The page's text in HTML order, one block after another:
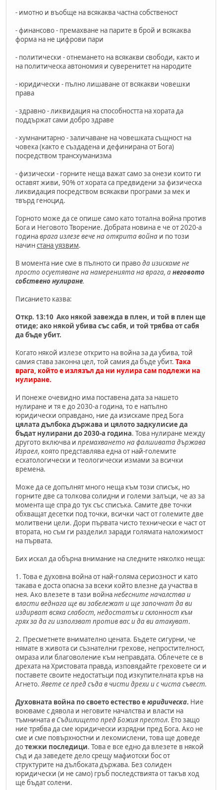
- имотно и въобще на всякаква частна собственост
- финансово - премахване на парите в брой и всякаква
форма на не цифрови пари
- политически - отнемането на всякакви свободи, както и
на политическа автономия и суверенитет на народите
- юридически - пълно лишаване от всякакви човешки
права
- здравно - ликвидация на способността на хората да
поддържат сами добро здраве
- хумнанитарно - заличаване на човешката същност на
човека (както е създадена и дефинирана от Бога)
посредством трансхуманизма
- физически - горните неща важат само за онези които ги
оставят живи, 90% от хората са предвидени за физическа
ликвидация посредством всякакви програми за мек и
твърд геноцид.
Горното може да се опише само като тотална война против
Бога и Неговото Творение. Добрата новина е че от 2020-а
годинаврага излезе вече на открита война и по този
начинстана уязвим.
В момента ние сме в пълното си правода изискаме не
просто осуетяване на намеренията на врага, анеговото
собствено нулиране.
Писанието казва:
Откр. 13:10 Ако някой завежда в плен, и той в плен ще
отиде; ако някой убива със сабя, и той трябва от сабя
да бъде убит.
Когато някой излезе открито на война за да убива, той
самия става законна цел, той самия да бъде убит. Така
врага, който е излязъл да ни нулира сам подлежи на
нулиране.
И понеже очевидно има поставена дата за нашето
нулиране и тя е до 2030-а година, то е напълно
юридически оправдано, ние да изискаме пред Бога
цялата дълбока държава и цялото задкулисие да
бъдат нулирани до 2030-а година. Това нулиране между
другото включва и премахването на фалшивата държава
Израел, която представлява една от най-големите
есхатологически и теологически измами за всички
времена.
Може да се допълнят много неща към този списък, но
горните две са толкова солидни и големи залъци, че аз за
момента ще спра до тук със списъка. Самите две точки
обхващат десетки под точки, всички част от големите две
молитвени цели. Дори първата чисто технически е част от
втората, но съм ги разделил заради голямата наложимост
на първата.
Бих искал да обърна внимание на следните няколко неща:
1. Това е духовна война от най-голяма сериозност и като
такава е доста опасна за всеки който влезне да участва в
нея. Ако влезете в тази войнанебесните началства и
власти веднага ще ви забележат и ще започнат да ви
издирват всяка слабост, недостатък и склонност към
грях за да ги използват против вас и да ви атакуват.
2. Пресметнете внимателно цената. Бъдете сигурни, че
нямате в живота си съзнателни грехове, непростителност,
омраза или благоволение към неправдата. Облечете се в
дрехата на Христовата правда, изповядайте греховете си и
поставете своите недостатъци под изкупителната кръв на
Агнето.Явете се пред съда в чисти дрехи и с чиста съвест.
Духовната война по своето естество еюридическа. Ние
воюваме с дявола и неговите началства и власти на
тъмнинатав Съдилището пред Божия престол. Ето защо
ние трябва да сме юридически изрядни пред Бога. Ако не
сме и сме повърхностни и лекомислени, това ще доведе
дотежки последици. Това е все едно да влезете в някой
съд и да заведете дело срещу мафиотски бос от
структурите на дълбоката държава. Без солиден
юридически (и не само) гръб последствията от такъв ход
ще бъдат солени.